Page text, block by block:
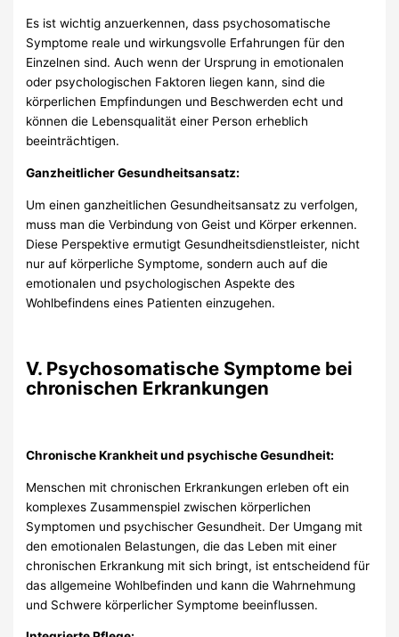
Es ist wichtig anzuerkennen, dass psychosomatische
Symptome reale und wirkungsvolle Erfahrungen für den
Einzelnen sind. Auch wenn der Ursprung in emotionalen
oder psychologischen Faktoren liegen kann, sind die
körperlichen Empfindungen und Beschwerden echt und
können die Lebensqualität einer Person erheblich
beeinträchtigen.
Ganzheitlicher Gesundheitsansatz:
Um einen ganzheitlichen Gesundheitsansatz zu verfolgen,
muss man die Verbindung von Geist und Körper erkennen.
Diese Perspektive ermutigt Gesundheitsdienstleister, nicht
nur auf körperliche Symptome, sondern auch auf die
emotionalen und psychologischen Aspekte des
Wohlbefindens eines Patienten einzugehen.
V. Psychosomatische Symptome bei
chronischen Erkrankungen
Chronische Krankheit und psychische Gesundheit:
Menschen mit chronischen Erkrankungen erleben oft ein
komplexes Zusammenspiel zwischen körperlichen
Symptomen und psychischer Gesundheit. Der Umgang mit
den emotionalen Belastungen, die das Leben mit einer
chronischen Erkrankung mit sich bringt, ist entscheidend für
das allgemeine Wohlbefinden und kann die Wahrnehmung
und Schwere körperlicher Symptome beeinflussen.